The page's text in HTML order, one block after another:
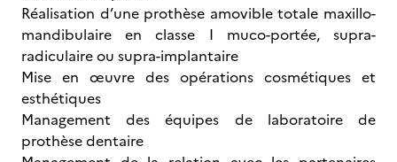
Réalisation d’une prothèse amovible totale maxillo-
mandibulaire en classe I muco-portée, supra-
radiculaire ou supra-implantaire
Mise en œuvre des opérations cosmétiques et
esthétiques
Management des équipes de laboratoire de
prothèse dentaire